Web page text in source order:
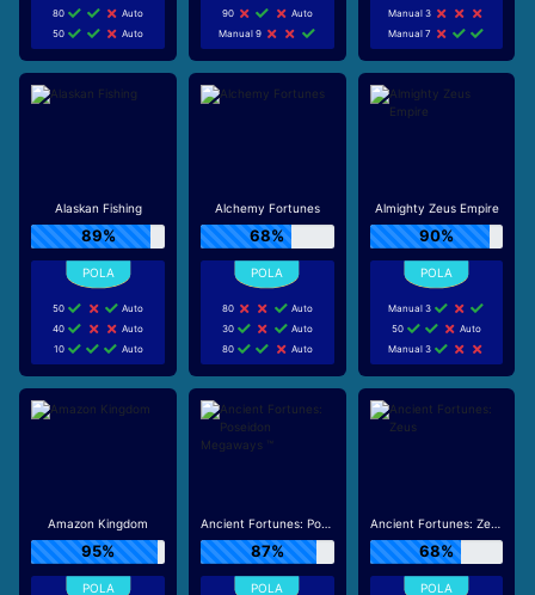
80
Auto
50
Auto
90
Auto
Manual 9
Manual 3
Manual 7
Alaskan Fishing
89%
50
Auto
40
Auto
10
Auto
Alchemy Fortunes
68%
80
Auto
30
Auto
80
Auto
Almighty Zeus Empire
90%
Manual 3
50
Auto
Manual 3
Amazon Kingdom
95%
Ancient Fortunes: Poseidon Megaways ™
87%
Ancient Fortunes: Zeus
68%